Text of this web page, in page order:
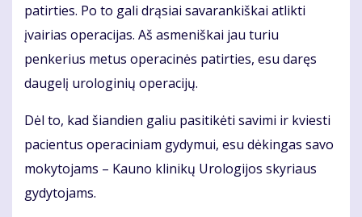
patirties. Po to gali drąsiai savarankiškai atlikti
įvairias operacijas. Aš asmeniškai jau turiu
penkerius metus operacinės patirties, esu daręs
daugelį urologinių operacijų.
Dėl to, kad šiandien galiu pasitikėti savimi ir kviesti
pacientus operaciniam gydymui, esu dėkingas savo
mokytojams – Kauno klinikų Urologijos skyriaus
gydytojams.